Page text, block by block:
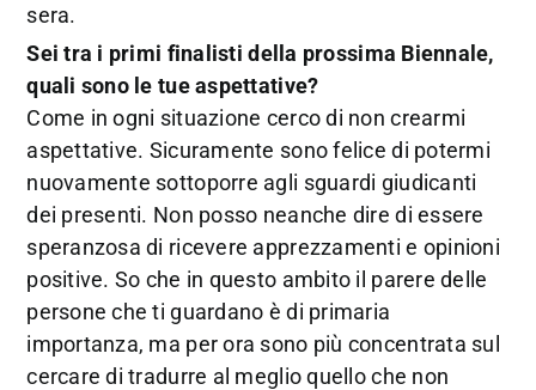
sera.
Sei tra i primi finalisti della prossima Biennale,
quali sono le tue aspettative?
Come in ogni situazione cerco di non crearmi
aspettative. Sicuramente sono felice di potermi
nuovamente sottoporre agli sguardi giudicanti
dei presenti. Non posso neanche dire di essere
speranzosa di ricevere apprezzamenti e opinioni
positive. So che in questo ambito il parere delle
persone che ti guardano è di primaria
importanza, ma per ora sono più concentrata sul
cercare di tradurre al meglio quello che non